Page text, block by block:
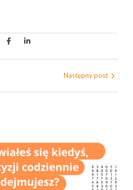
Następny post